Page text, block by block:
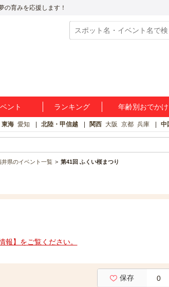
の育みを応援します！
ント ランキング 年齢別おでかけ
東海 愛知 北陸・甲信越 関西 大阪 京都 兵庫 中
井県のイベント一覧 第41回 ふくい桜まつり
】をご覧ください。
保存 0